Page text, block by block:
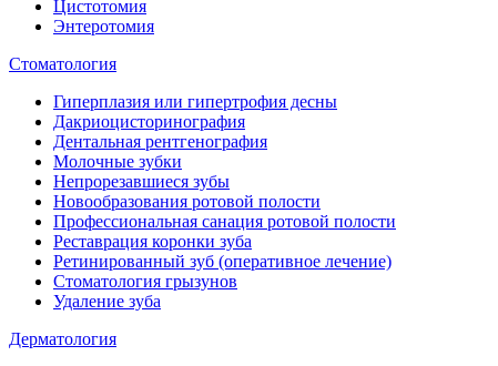
Цистотомия
Энтеротомия
Стоматология
Гиперплазия или гипертрофия десны
Дакриоцисторинография
Дентальная рентгенография
Молочные зубки
Непрорезавшиеся зубы
Новообразования ротовой полости
Профессиональная санация ротовой полости
Реставрация коронки зуба
Ретинированный зуб (оперативное лечение)
Стоматология грызунов
Удаление зуба
Дерматология